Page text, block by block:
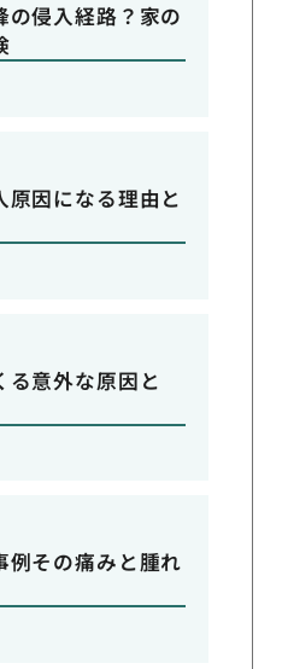
の侵入経路？家の
因になる理由と
る意外な原因と
例その痛みと腫れ